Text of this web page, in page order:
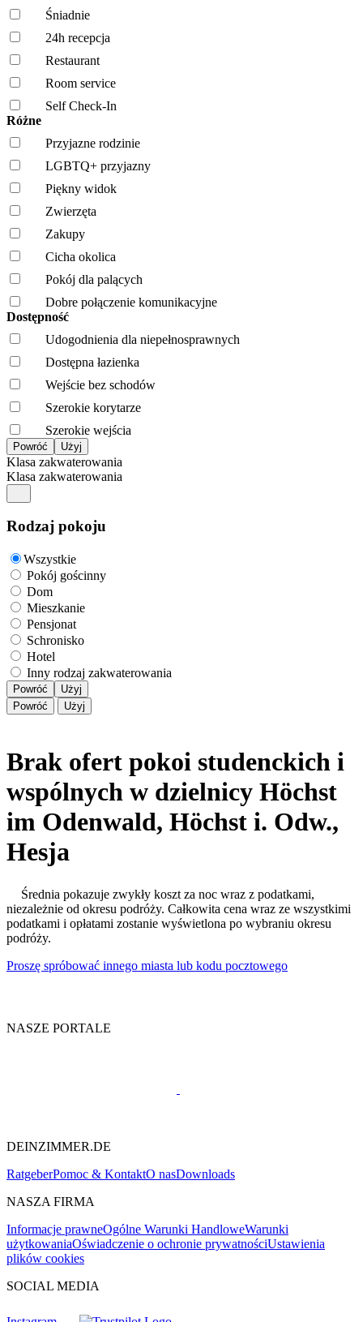
Śniadnie
24h recepcja
Restaurant
Room service
Self Check-In
Różne
Przyjazne rodzinie
LGBTQ+ przyjazny
Piękny widok
Zwierzęta
Zakupy
Cicha okolica
Pokój dla palących
Dobre połączenie komunikacyjne
Dostępność
Udogodnienia dla niepełnosprawnych
Dostępna łazienka
Wejście bez schodów
Szerokie korytarze
Szerokie wejścia
Klasa zakwaterowania
Klasa zakwaterowania
Rodzaj pokoju
Wszystkie
Pokój gościnny
Dom
Mieszkanie
Pensjonat
Schronisko
Hotel
Inny rodzaj zakwaterowania
Powróć
Użyj
Powróć
Użyj
Brak ofert pokoi studenckich i
wspólnych w dzielnicy Höchst
im Odenwald, Höchst i. Odw.,
Hesja
Średnia pokazuje zwykły koszt za noc wraz z podatkami,
niezależnie od okresu podróży. Całkowita cena wraz ze wszystkimi
podatkami i opłatami zostanie wyświetlona po wybraniu okresu
podróży.
Proszę spróbować innego miasta lub kodu pocztowego
NASZE PORTALE
DEINZIMMER.DE
RatgeberPomoc & KontaktO nasDownloads
NASZA FIRMA
Informacje prawneOgólne Warunki HandloweWarunki
użytkowaniaOświadczenie o ochronie prywatnościUstawienia
plików cookies
SOCIAL MEDIA